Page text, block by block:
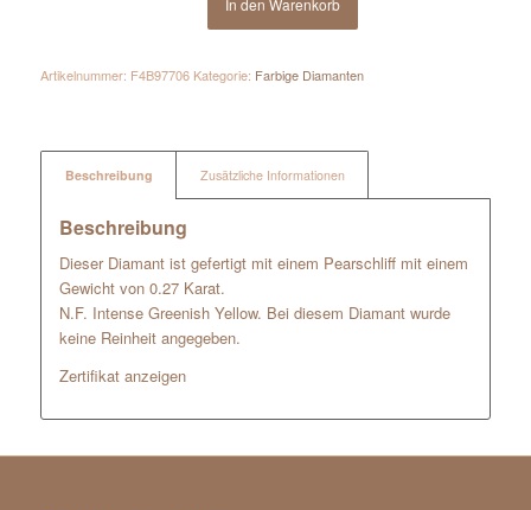
In den Warenkorb
Artikelnummer: F4B97706 Kategorie: Farbige Diamanten
Beschreibung Zusätzliche Informationen
Beschreibung
Dieser Diamant ist gefertigt mit einem Pearschliff mit einem
Gewicht von 0.27 Karat.
N.F. Intense Greenish Yellow. Bei diesem Diamant wurde
keine Reinheit angegeben.
Zertifikat anzeigen